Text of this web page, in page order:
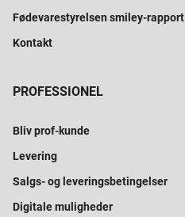
Fødevarestyrelsen smiley-rapport
Kontakt
PROFESSIONEL
Bliv prof-kunde
Levering
Salgs- og leveringsbetingelser
Digitale muligheder